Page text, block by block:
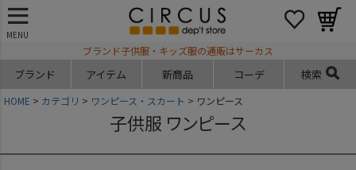
MENU
ブランド子供服・キッズ服の通販はサーカス
ブランド アイテム 新商品 コーデ 検索
HOME カテゴリ ワンピース・スカート ワンピース
子供服 ワンピース